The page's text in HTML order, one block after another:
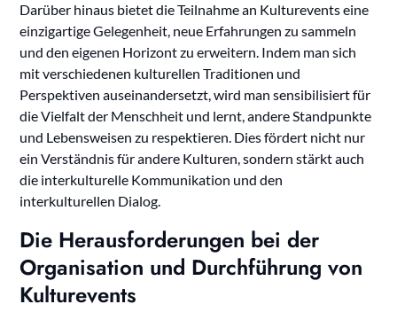
Darüber hinaus bietet die Teilnahme an Kulturevents eine
einzigartige Gelegenheit, neue Erfahrungen zu sammeln
und den eigenen Horizont zu erweitern. Indem man sich
mit verschiedenen kulturellen Traditionen und
Perspektiven auseinandersetzt, wird man sensibilisiert für
die Vielfalt der Menschheit und lernt, andere Standpunkte
und Lebensweisen zu respektieren. Dies fördert nicht nur
ein Verständnis für andere Kulturen, sondern stärkt auch
die interkulturelle Kommunikation und den
interkulturellen Dialog.
Die Herausforderungen bei der
Organisation und Durchführung von
Kulturevents